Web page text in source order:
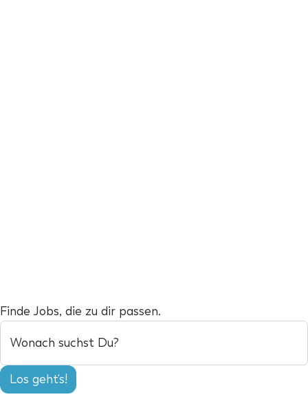
Finde Jobs, die zu dir passen.
Wonach suchst Du?
Los geht's!